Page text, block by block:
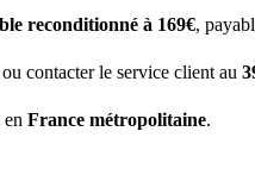
reconditionné à 169€,
ou contacter le service client au
France métropolitaine.